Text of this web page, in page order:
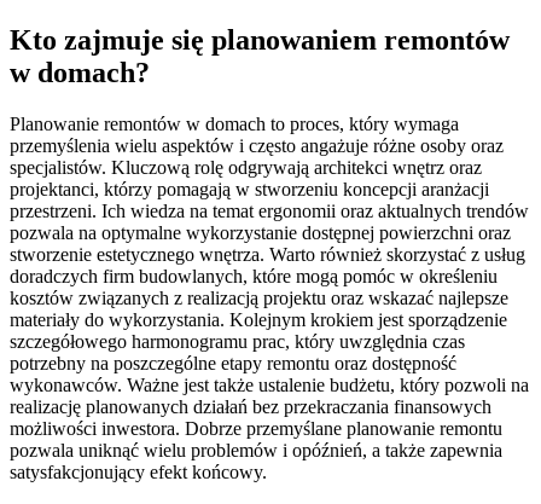
Kto zajmuje się planowaniem remontów
w domach?
Planowanie remontów w domach to proces, który wymaga
przemyślenia wielu aspektów i często angażuje różne osoby oraz
specjalistów. Kluczową rolę odgrywają architekci wnętrz oraz
projektanci, którzy pomagają w stworzeniu koncepcji aranżacji
przestrzeni. Ich wiedza na temat ergonomii oraz aktualnych trendów
pozwala na optymalne wykorzystanie dostępnej powierzchni oraz
stworzenie estetycznego wnętrza. Warto również skorzystać z usług
doradczych firm budowlanych, które mogą pomóc w określeniu
kosztów związanych z realizacją projektu oraz wskazać najlepsze
materiały do wykorzystania. Kolejnym krokiem jest sporządzenie
szczegółowego harmonogramu prac, który uwzględnia czas
potrzebny na poszczególne etapy remontu oraz dostępność
wykonawców. Ważne jest także ustalenie budżetu, który pozwoli na
realizację planowanych działań bez przekraczania finansowych
możliwości inwestora. Dobrze przemyślane planowanie remontu
pozwala uniknąć wielu problemów i opóźnień, a także zapewnia
satysfakcjonujący efekt końcowy.